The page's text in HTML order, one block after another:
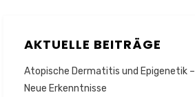
AKTUELLE BEITRÄGE
Atopische Dermatitis und Epigenetik –
Neue Erkenntnisse